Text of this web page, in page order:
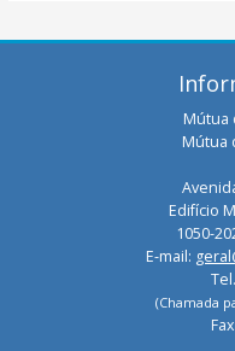
Mútua
Mútua
Edifício
1050-
E-mail:
(Chamada